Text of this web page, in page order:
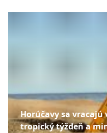
Horúčavy sa
tropický týždeň a